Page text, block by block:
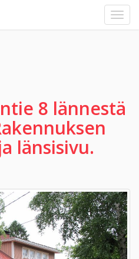
8 lännestä
länsisivu.